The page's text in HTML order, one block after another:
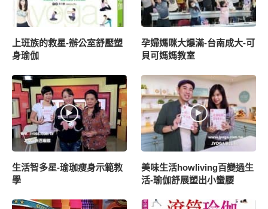
上班族的救星-辦公室舒壓塑
身瑜伽
孕婦媽咪大爆滿-台南成大-可
貝可媽媽教室
生活智多星-瑜珈瘦身示範教
學
美味生活howliving百變過生
活-瑜伽舒展塑出小蠻腰